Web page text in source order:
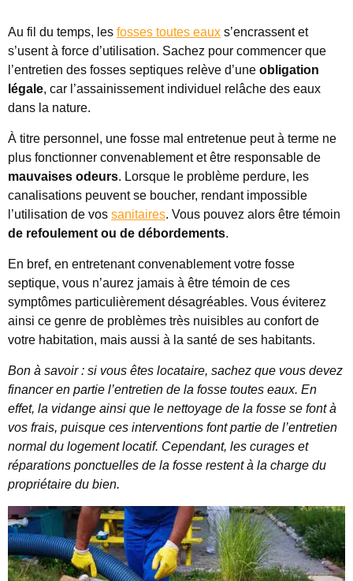
Au fil du temps, les fosses toutes eaux s’encrassent et
s’usent à force d’utilisation. Sachez pour commencer que
l’entretien des fosses septiques relève d’une obligation
légale, car l’assainissement individuel relâche des eaux
dans la nature.
À titre personnel, une fosse mal entretenue peut à terme ne
plus fonctionner convenablement et être responsable de
mauvaises odeurs. Lorsque le problème perdure, les
canalisations peuvent se boucher, rendant impossible
l’utilisation de vos sanitaires. Vous pouvez alors être témoin
de refoulement ou de débordements.
En bref, en entretenant convenablement votre fosse
septique, vous n’aurez jamais à être témoin de ces
symptômes particulièrement désagréables. Vous éviterez
ainsi ce genre de problèmes très nuisibles au confort de
votre habitation, mais aussi à la santé de ses habitants.
Bon à savoir : si vous êtes locataire, sachez que vous devez
financer en partie l’entretien de la fosse toutes eaux. En
effet, la vidange ainsi que le nettoyage de la fosse se font à
vos frais, puisque ces interventions font partie de l’entretien
normal du logement locatif. Cependant, les curages et
réparations ponctuelles de la fosse restent à la charge du
propriétaire du bien.